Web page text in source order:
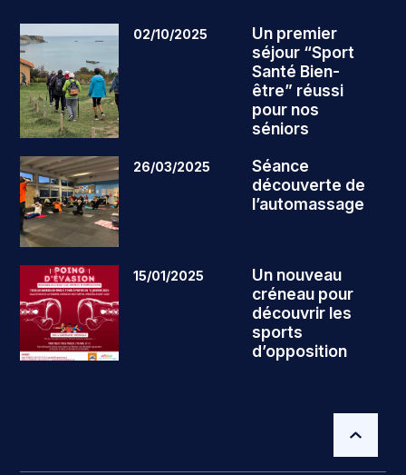
02/10/2025
Un premier
séjour “Sport
Santé Bien-
être” réussi
pour nos
séniors
26/03/2025
Séance
découverte de
l’automassage
15/01/2025
Un nouveau
créneau pour
découvrir les
sports
d’opposition